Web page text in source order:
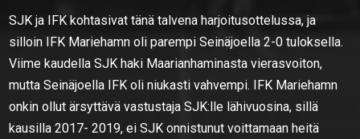
SJK ja IFK kohtasivat tänä talvena harjoitusottelussa, ja
silloin IFK Mariehamn oli parempi Seinäjoella 2-0 tuloksella.
Viime kaudella SJK haki Maarianhaminasta vierasvoiton,
mutta Seinäjoella IFK oli niukasti vahvempi. IFK Mariehamn
onkin ollut ärsyttävä vastustaja SJK:lle lähivuosina, sillä
kausilla 2017- 2019, ei SJK onnistunut voittamaan heitä